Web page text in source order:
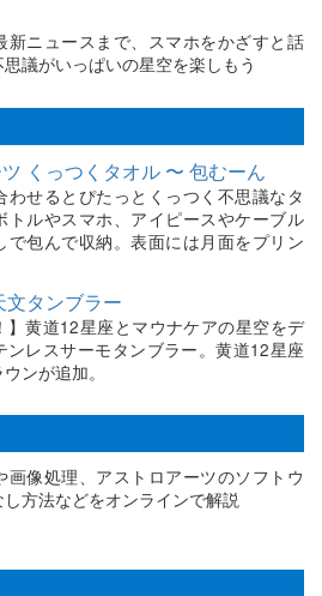
新ニュースまで、スマホをかざすと話
議がいっぱいの星空を楽しもう
くっつくタオル 〜 包むーん
わせるとぴたっとくっつく不思議なタ
トルやスマホ、アイピースやケーブル
で包んで収納。表面には月面をプリン
文タンブラー
】黄道12星座とマウナケアの星空をデ
ンレスサーモタンブラー。黄道12星座
ンが追加。
画像処理、アストロアーツのソフトウ
方法などをオンラインで解説